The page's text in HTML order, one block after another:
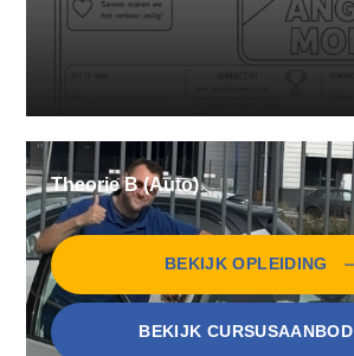
Theorie B (Auto)
BEKIJK OPLEIDING
BEKIJK CURSUSAANBOD